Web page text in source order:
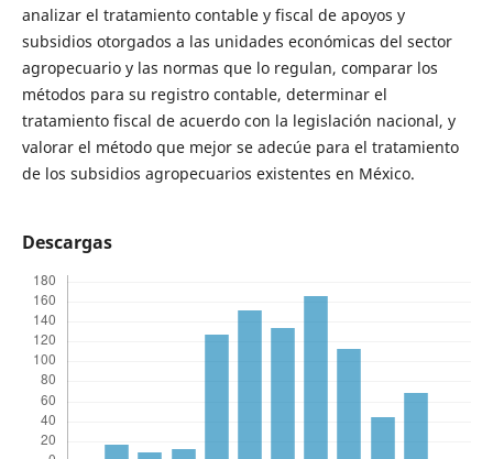
analizar el tratamiento contable y fiscal de apoyos y
subsidios otorgados a las unidades económicas del sector
agropecuario y las normas que lo regulan, comparar los
métodos para su registro contable, determinar el
tratamiento fiscal de acuerdo con la legislación nacional, y
valorar el método que mejor se adecúe para el tratamiento
de los subsidios agropecuarios existentes en México.
Descargas